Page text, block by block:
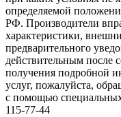
определяемой
РФ. Производители
характеристики,
предварительного
действительным после
получения подробной
услуг, пожалуйста,
с помощью
115-77-44